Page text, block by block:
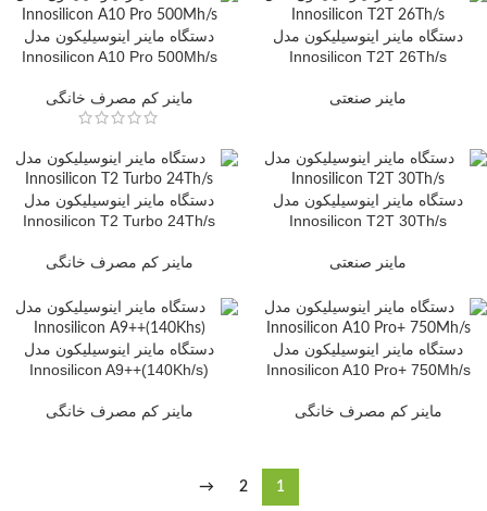
دستگاه ماینر اینوسیلیکون مدل
Innosilicon T2T 26Th/s
ماینر صنعتی
دستگاه ماینر اینوسیلیکون مدل
Innosilicon A10 Pro 500Mh/s
ماینر کم مصرف خانگی
دستگاه ماینر اینوسیلیکون مدل
Innosilicon T2T 30Th/s
ماینر صنعتی
دستگاه ماینر اینوسیلیکون مدل
Innosilicon T2 Turbo 24Th/s
ماینر کم مصرف خانگی
دستگاه ماینر اینوسیلیکون مدل
Innosilicon A10 Pro+ 750Mh/s
ماینر کم مصرف خانگی
دستگاه ماینر اینوسیلیکون مدل
(Innosilicon A9++(140Kh/s
ماینر کم مصرف خانگی
1
2
→